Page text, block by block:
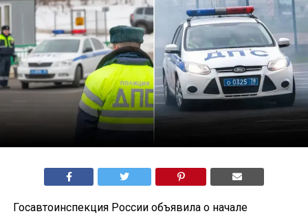
Госавтоинспекция России объявила о начале